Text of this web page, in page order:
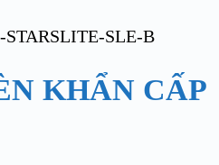
KHẨN CẤP